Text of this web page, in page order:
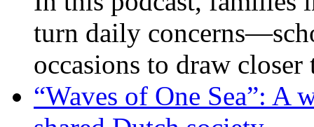
turn daily
occasions to draw
“Waves of One Sea”: